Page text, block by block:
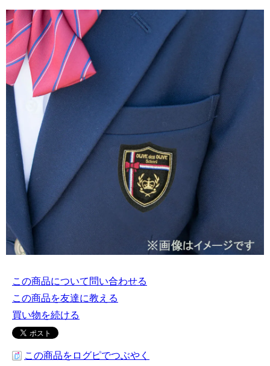
この商品について問い合わせる
この商品を友達に教える
買い物を続ける
この商品をログピでつぶやく